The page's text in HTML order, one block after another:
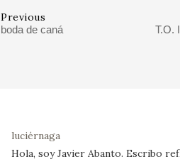
T.O.
Previous
boda de caná
luciérnaga
Hola, soy Javier Abanto. Escribo